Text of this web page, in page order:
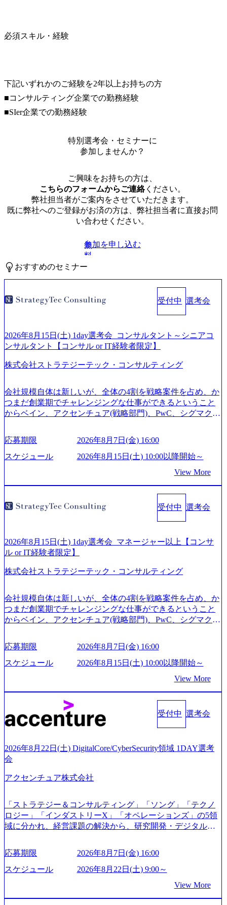
必須スキル・経験
下記いずれかのご経験を2年以上お持ちの方
■コンサルティング企業での勤務経験
■SIer企業での勤務経験
特別選考会・セミナーに
参加しませんか？
ご興味をお持ちの方は、
こちらのフォームからご連絡ください。
弊社担当者がご案内をさせていただきます。
既に弊社へのご登録がお済の方は、弊社担当者に直接お問
い合わせください。
無
料
参加を申し込む
おすすめのセミナー
受付中 選考会
2026年8月15日(土) 1day選考会_コンサルタント～シニアコ
ンサルタント【コンサル or IT経験者限定】
株式会社ストラテジーテック・コンサルティング
会社規模自体は新しいが、全体の4割を戦略案件を占め、か
つまだ創業期でチャレンジングな仕事ができるということ
からベイン、アクセンチュア(戦略部門)、PwC、シグマクシ
が続々ジョインするピュアな戦略を伸ばす新興ファーム。
事業会社機能へ携われる可能性※SaaSプロダクト、地方創
生、メディアなど リモート比率99%、福岡や北海道在中者
業、通信業界に強みがあり、ヘルスケアな業界は広げてい
く予定 インセンティブ支給という他社にはない制度 ワンプ
始～ 2026年8月7日(金) 16:00 ※枠が限られておりますので、
ご応募いただいてもご対応できない可能性がございます ※
だいたご応募者様については、1dayではなく通常選考での
ご案内とさせていただきます ● 面接(1次・最終を一度の面
についてご連絡させていただきます。 ● 一日で最終面接ま
合、後日面接や面談のお時間をいただく場合がございます
● 面接、条件面談それぞれ最大1時間を想定しております ・
実施前日までに日程およびURLを共有させていただきます
ますと幸いです ※1day選考会のご参加希望の方は、事前に
GAB試験を受検いただきます(受験期限は1day選考会実施日
の3日前まで)。 ※ただし、30代以上のコンサルファーム経
験3年以上の方はGAB受検免除、書類選考のみ。 書類選考
通過後に、GAB試験に合格している方へ1day選考会当日の
ご案内をさせていただきます。 急速なグローバル化により
既存事業では成長戦略を描く事が困難になった大手企業を
サポートするため、新規事業立案や既存事業のトランスフ
たします。 (1)既存または新規大手事業会社から依頼された
「経営戦略」等のコンサルティング支援を行います。クラ
スから「新規事業戦略」「既存事業のトランスフォーメー
略」案件をメインとしたコンサルティングを行います ＜プ
ロジェクト一部抜粋＞ ・海外事業(新規・既存)事業のビジ
ネスモデル検討支援 ・金融領域におけるAIを活用した事業
ィ領域における地域活性アプリ企画支援及び実行支援 ・ロ
業支援 ※その他新規事業や既存デジタルトランスフォーメ
ーションの案件が多数 ● コンサルタント プロジェクトにお
応募期限
2026年8月7日(金) 16:00
スケジュール
2026年8月15日(土) 10:00以降開始～
View More
受付中 選考会
2026年8月15日(土) 1day選考会_マネージャー以上【コンサ
ル or IT経験者限定】
株式会社ストラテジーテック・コンサルティング
会社規模自体は新しいが、全体の4割を戦略案件を占め、か
つまだ創業期でチャレンジングな仕事ができるということ
からベイン、アクセンチュア(戦略部門)、PwC、シグマクシ
が続々ジョインするピュアな戦略を伸ばす新興ファーム。
事業会社機能へ携われる可能性※SaaSプロダクト、地方創
生、メディアなど リモート比率99%、福岡や北海道在中者
業、通信業界に強みがあり、ヘルスケアな業界は広げてい
く予定 インセンティブ支給という他社にはない制度 ワンプ
ール制を敷く、柔軟な組織 2026年8月15日(土) 10:00以降開
始～ 2026年8月7日(金) 16:00 ※枠が限られておりますので、
ご応募いただいてもご対応できない可能性がございます ※
ご応募者様については、1dayではなく通常選考でのご案内
とさせていただきます ● 面接(1次・最終を一度の面接で実
てご連絡させていただきます。 ● 一日で最終面接まで完了
日面接や面談のお時間をいただく場合がございます ● 面
接、条件面談それぞれ最大1時間を想定しております ・実施
前日までに日程およびURLを共有させていただきます ・面
と幸いです ※1day選考会のご参加希望の方は、事前にGAB
試験を受検いただきます(受験期限は1day選考会実施日の3日
前まで)。 ※ただし、30代以上のコンサルファーム経験3年
以上の方はGAB受検免除、書類選考のみ。 書類選考通過後
に、GAB試験に合格している方へ1day選考会当日のご案内
応募期限
2026年8月7日(金) 16:00
スケジュール
2026年8月15日(土) 10:00以降開始～
View More
受付中 選考会
2026年8月22日(土) DigitalCore/CyberSecurity領域 1DAY選考
会
アクセンチュア株式会社
「ストラテジー＆コンサルティング」「ソング」「テクノ
ロジー」「インダストリーX」「オペレーションズ」の5領
域に分かれ、経営課題の解決から、研究開発・デジタル・
グ領域からその実行的側面であるITサービスの提供まで一
貫して支援する総合系・IT系ファームである あらゆる産業
において非常に良質な顧客基盤を築いており、Fortune Globa
手掛けたプロジェクトは「ファーストリテイリングにおけ
るグローバル化」「資生堂グループのDX化支援」「ヴィヴ
応募期限
2026年8月7日(金) 16:00
スケジュール
2026年8月22日(土) 9:00～
View More